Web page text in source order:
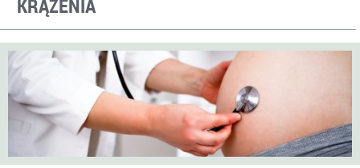
KRĄŻENIA